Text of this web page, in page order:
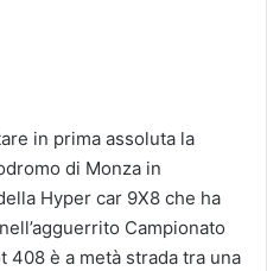
in prima assoluta la
di Monza in
Hyper car 9X8 che ha
Campionato
408 è a metà strada tra una